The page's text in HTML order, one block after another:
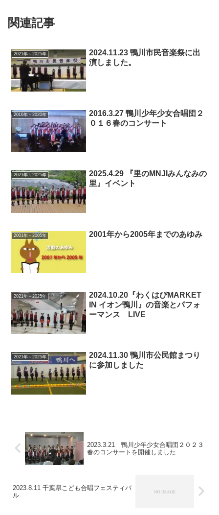
関連記事
2021年～2025年
2024.11.23 鴨川市民音楽祭に出
演しました。
2016年～2020年
2016.3.27 鴨川少年少女合唱団２
０１６春のコンサート
2021年～2025年
2025.4.29 『里のMNJIみんなみの
里』イベント
2001年～2005年 2001年から2005年までのあゆみ
2021年～2025年
2024.10.20『わくはぴMARKET
IN イオン鴨川』の音楽とパフォ
ーマンス LIVE
2021年～2025年
2024.11.30 鴨川市公民館まつり
に参加しました
2023.3.21 鴨川少年少女合唱団２０２３
春のコンサートを開催しました
2023.8.11 千葉県こども合唱フェスティバ
ル